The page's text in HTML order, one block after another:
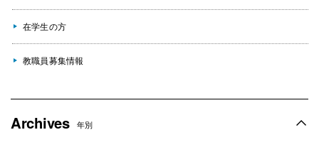
在学生の方
教職員募集情報
Archives 年別